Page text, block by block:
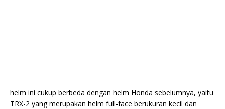
helm ini cukup berbeda dengan helm Honda sebelumnya, yaitu
TRX-2 yang merupakan helm full-face berukuran kecil dan